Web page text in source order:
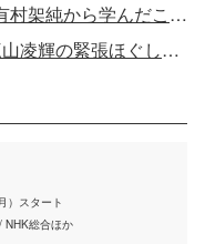
朝ドラヒロイン抜擢の伊藤沙莉、有村架純から学んだこととは？
「虎に翼」伊藤沙莉、BE:FIRST三山凌輝の緊張ほぐした方法
）スタート
NHK総合ほか